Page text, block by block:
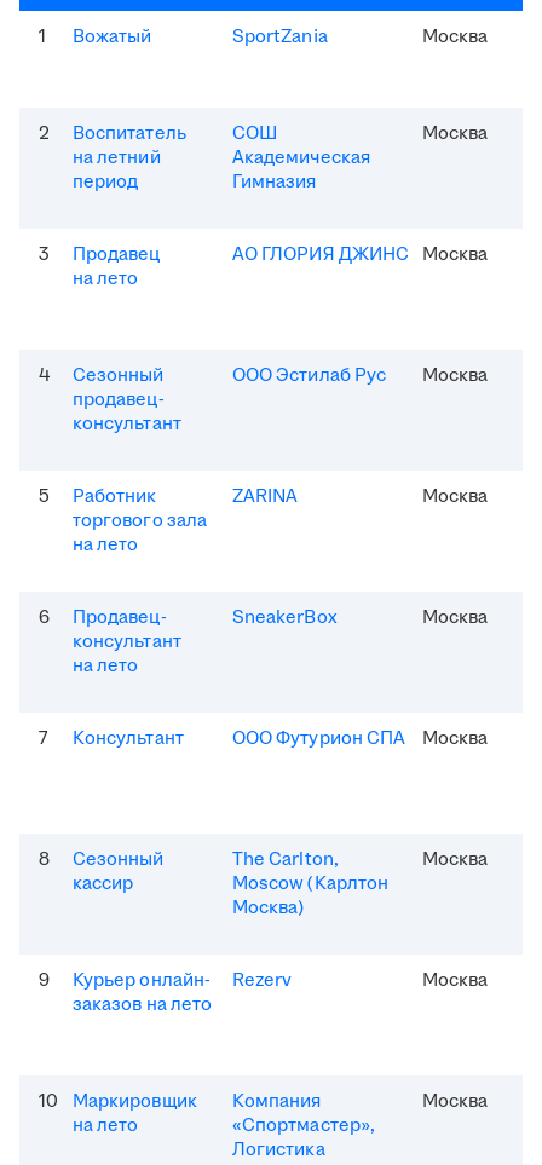
1 Вожатый SportZania Москва
2
Воспитатель
на летний
период
СОШ
Академическая
Гимназия
Москва
3
Продавец
на лето
АО ГЛОРИЯ ДЖИНС Москва
4
Сезонный
продавец-
консультант
ООО Эстилаб Рус Москва
5
Работник
торгового зала
на лето
ZARINA Москва
6
Продавец-
консультант
на лето
SneakerBox Москва
7 Консультант ООО Футурион СПА Москва
8
Сезонный
кассир
The Carlton,
Moscow (Карлтон
Москва)
Москва
9
Курьер онлайн-
заказов на лето
Rezerv Москва
10
Маркировщик
на лето
Компания
«Спортмастер»,
Логистика
Москва